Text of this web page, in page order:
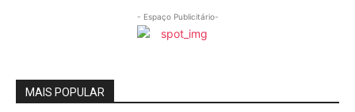
- Espaço Publicitário-
MAIS POPULAR